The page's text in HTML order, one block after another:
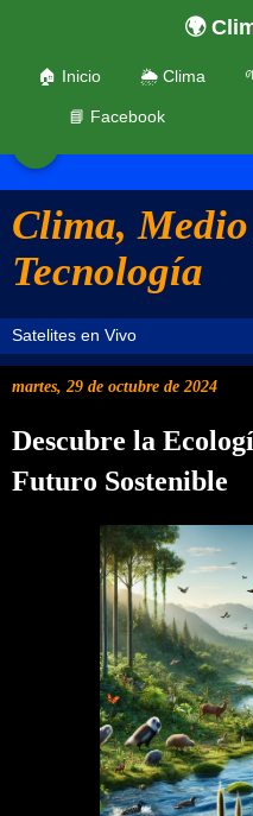
Clima,
Tecnología
🌍
🏠 Inicio 🌦️ Clima
📘 Facebook
martes, 29 de octubre de 2024
Descubre la
Futuro Sostenible